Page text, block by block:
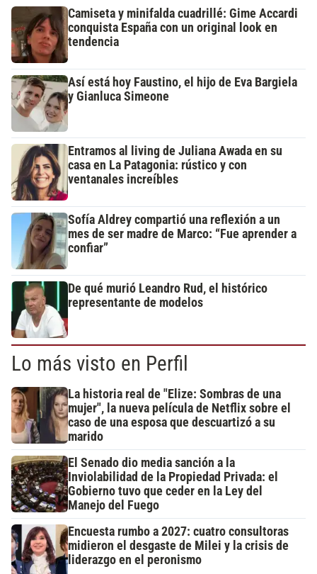
Camiseta y minifalda cuadrillé: Gime Accardi
conquista España con un original look en
tendencia
Así está hoy Faustino, el hijo de Eva Bargiela
y Gianluca Simeone
Entramos al living de Juliana Awada en su
casa en La Patagonia: rústico y con
ventanales increíbles
Sofía Aldrey compartió una reflexión a un
mes de ser madre de Marco: “Fue aprender a
confiar”
De qué murió Leandro Rud, el histórico
representante de modelos
Lo más visto en Perfil
La historia real de "Elize: Sombras de una
mujer", la nueva película de Netflix sobre el
caso de una esposa que descuartizó a su
marido
El Senado dio media sanción a la
Inviolabilidad de la Propiedad Privada: el
Gobierno tuvo que ceder en la Ley del
Manejo del Fuego
Encuesta rumbo a 2027: cuatro consultoras
midieron el desgaste de Milei y la crisis de
liderazgo en el peronismo